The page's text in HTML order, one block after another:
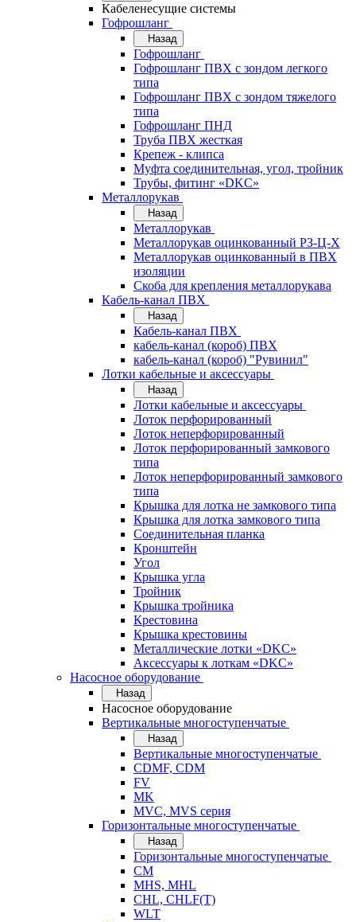
Кабеленесущие системы
Гофрошланг
Назад
Гофрошланг
Гофрошланг ПВХ с зондом легкого
типа
Гофрошланг ПВХ с зондом тяжелого
типа
Гофрошланг ПНД
Труба ПВХ жесткая
Крепеж - клипса
Муфта соединительная, угол, тройник
Трубы, фитинг «DKC»
Металлорукав
Назад
Металлорукав
Металлорукав оцинкованный РЗ-Ц-Х
Металлорукав оцинкованный в ПВХ
изоляции
Скоба для крепления металлорукава
Кабель-канал ПВХ
Назад
Кабель-канал ПВХ
кабель-канал (короб) ПВХ
кабель-канал (короб) "Рувинил"
Лотки кабельные и аксессуары
Назад
Лотки кабельные и аксессуары
Лоток перфорированный
Лоток неперфорированный
Лоток перфорированный замкового
типа
Лоток неперфорированный замкового
типа
Крышка для лотка не замкового типа
Крышка для лотка замкового типа
Соединительная планка
Кронштейн
Угол
Крышка угла
Тройник
Крышка тройника
Крестовина
Крышка крестовины
Металлические лотки «DKC»
Аксессуары к лоткам «DKC»
Насосное оборудование
Назад
Насосное оборудование
Вертикальные многоступенчатые
Назад
Вертикальные многоступенчатые
CDMF, CDM
FV
MK
MVC, MVS серия
Горизонтальные многоступенчатые
Назад
Горизонтальные многоступенчатые
CM
MHS, MHL
CHL, CHLF(T)
WLT